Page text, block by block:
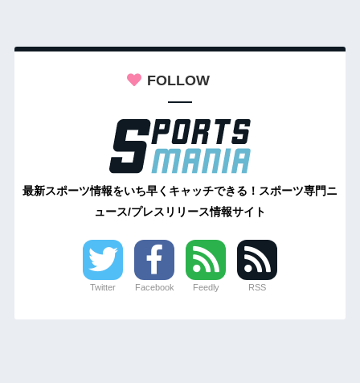
FOLLOW
最新スポーツ情報をいち早くキャッチできる！スポーツ専門ニ
ュース/プレスリリース情報サイト
Twitter Facebook Feedly RSS